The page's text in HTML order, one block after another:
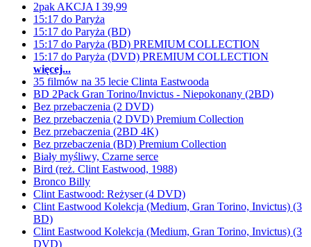
2pak AKCJA I 39,99
15:17 do Paryża
15:17 do Paryża (BD)
15:17 do Paryża (BD) PREMIUM COLLECTION
15:17 do Paryża (DVD) PREMIUM COLLECTION
więcej...
35 filmów na 35 lecie Clinta Eastwooda
BD 2Pack Gran Torino/Invictus - Niepokonany (2BD)
Bez przebaczenia (2 DVD)
Bez przebaczenia (2 DVD) Premium Collection
Bez przebaczenia (2BD 4K)
Bez przebaczenia (BD) Premium Collection
Biały myśliwy, Czarne serce
Bird (reż. Clint Eastwood, 1988)
Bronco Billy
Clint Eastwood: Reżyser (4 DVD)
Clint Eastwood Kolekcja (Medium, Gran Torino, Invictus) (3
BD)
Clint Eastwood Kolekcja (Medium, Gran Torino, Invictus) (3
DVD)